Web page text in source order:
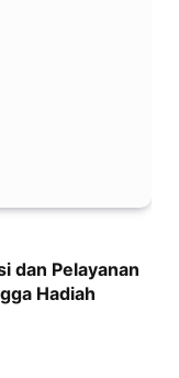
dan Pelayanan
Hadiah